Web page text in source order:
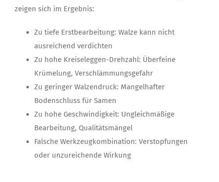
zeigen sich im Ergebnis:
Zu tiefe Erstbearbeitung: Walze kann nicht
ausreichend verdichten
Zu hohe Kreiseleggen-Drehzahl: Überfeine
Krümelung, Verschlämmungsgefahr
Zu geringer Walzendruck: Mangelhafter
Bodenschluss für Samen
Zu hohe Geschwindigkeit: Ungleichmäßige
Bearbeitung, Qualitätsmängel
Falsche Werkzeugkombination: Verstopfungen
oder unzureichende Wirkung